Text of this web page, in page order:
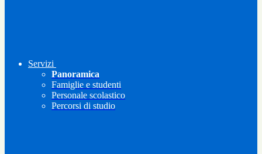
Servizi
Panoramica
Famiglie e studenti
Personale scolastico
Percorsi di studio